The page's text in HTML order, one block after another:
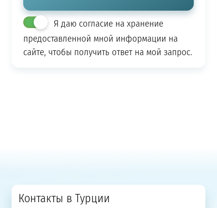
Я даю согласие на хранение
предоставленной мной информации на
сайте, чтобы получить ответ на мой запрос.
Контакты в Турции